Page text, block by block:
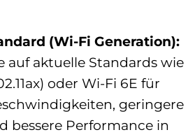
(Wi-Fi Generation):
auf aktuelle Standards wie
oder Wi-Fi 6E für
geringere
bessere Performance in